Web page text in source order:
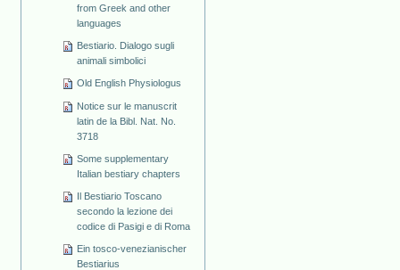
from Greek and other
languages
Bestiario. Dialogo sugli
animali simbolici
Old English Physiologus
Notice sur le manuscrit
latin de la Bibl. Nat. No.
3718
Some supplementary
Italian bestiary chapters
Il Bestiario Toscano
secondo la lezione dei
codice di Pasigi e di Roma
Ein tosco-venezianischer
Bestiarius